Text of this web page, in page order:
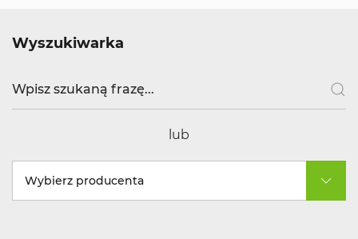
Wyszukiwarka
lub
Wybierz producenta